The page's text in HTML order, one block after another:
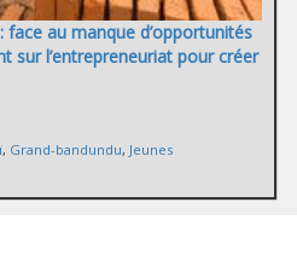
au manque d’opportunités
sur l’entrepreneuriat pour créer
, Grand-bandundu, Jeunes